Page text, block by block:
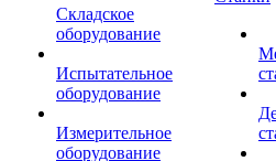
Складское
оборудование
Испытательное
оборудование
Измерительное
оборудование